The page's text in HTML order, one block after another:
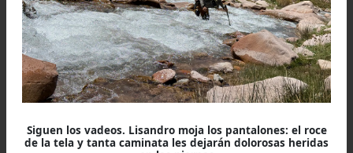
alturas de día.
Agua íbamos a tener casi siempre; en todo
estábamos acostumbrados a marchar
horas con poco líquido.
Dan vueltas por nuestro ambiente
por tener, moverse liviano es moverse